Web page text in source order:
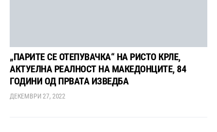
„ПАРИТЕ СЕ ОТЕПУВАЧКА“ НА РИСТО КРЛЕ,
АКТУЕЛНА РЕАЛНОСТ НА МАКЕДОНЦИТЕ, 84
ГОДИНИ ОД ПРВАТА ИЗВЕДБА
ДЕКЕМВРИ 27, 2022